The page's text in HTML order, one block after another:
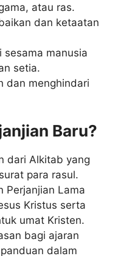
atau ras.
dan ketaatan
sesama manusia
setia.
dan menghindari
Baru?
dari Alkitab yang
para rasul.
Perjanjian Lama
Kristus serta
umat Kristen.
bagi ajaran
dalam